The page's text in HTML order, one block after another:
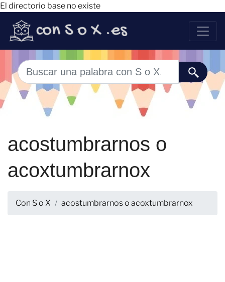
El directorio base no existe
acostumbrarnos o
acoxtumbrarnox
Con S o X acostumbrarnos o acoxtumbrarnox